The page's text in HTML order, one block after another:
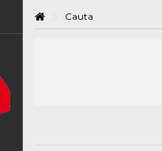
Cauta